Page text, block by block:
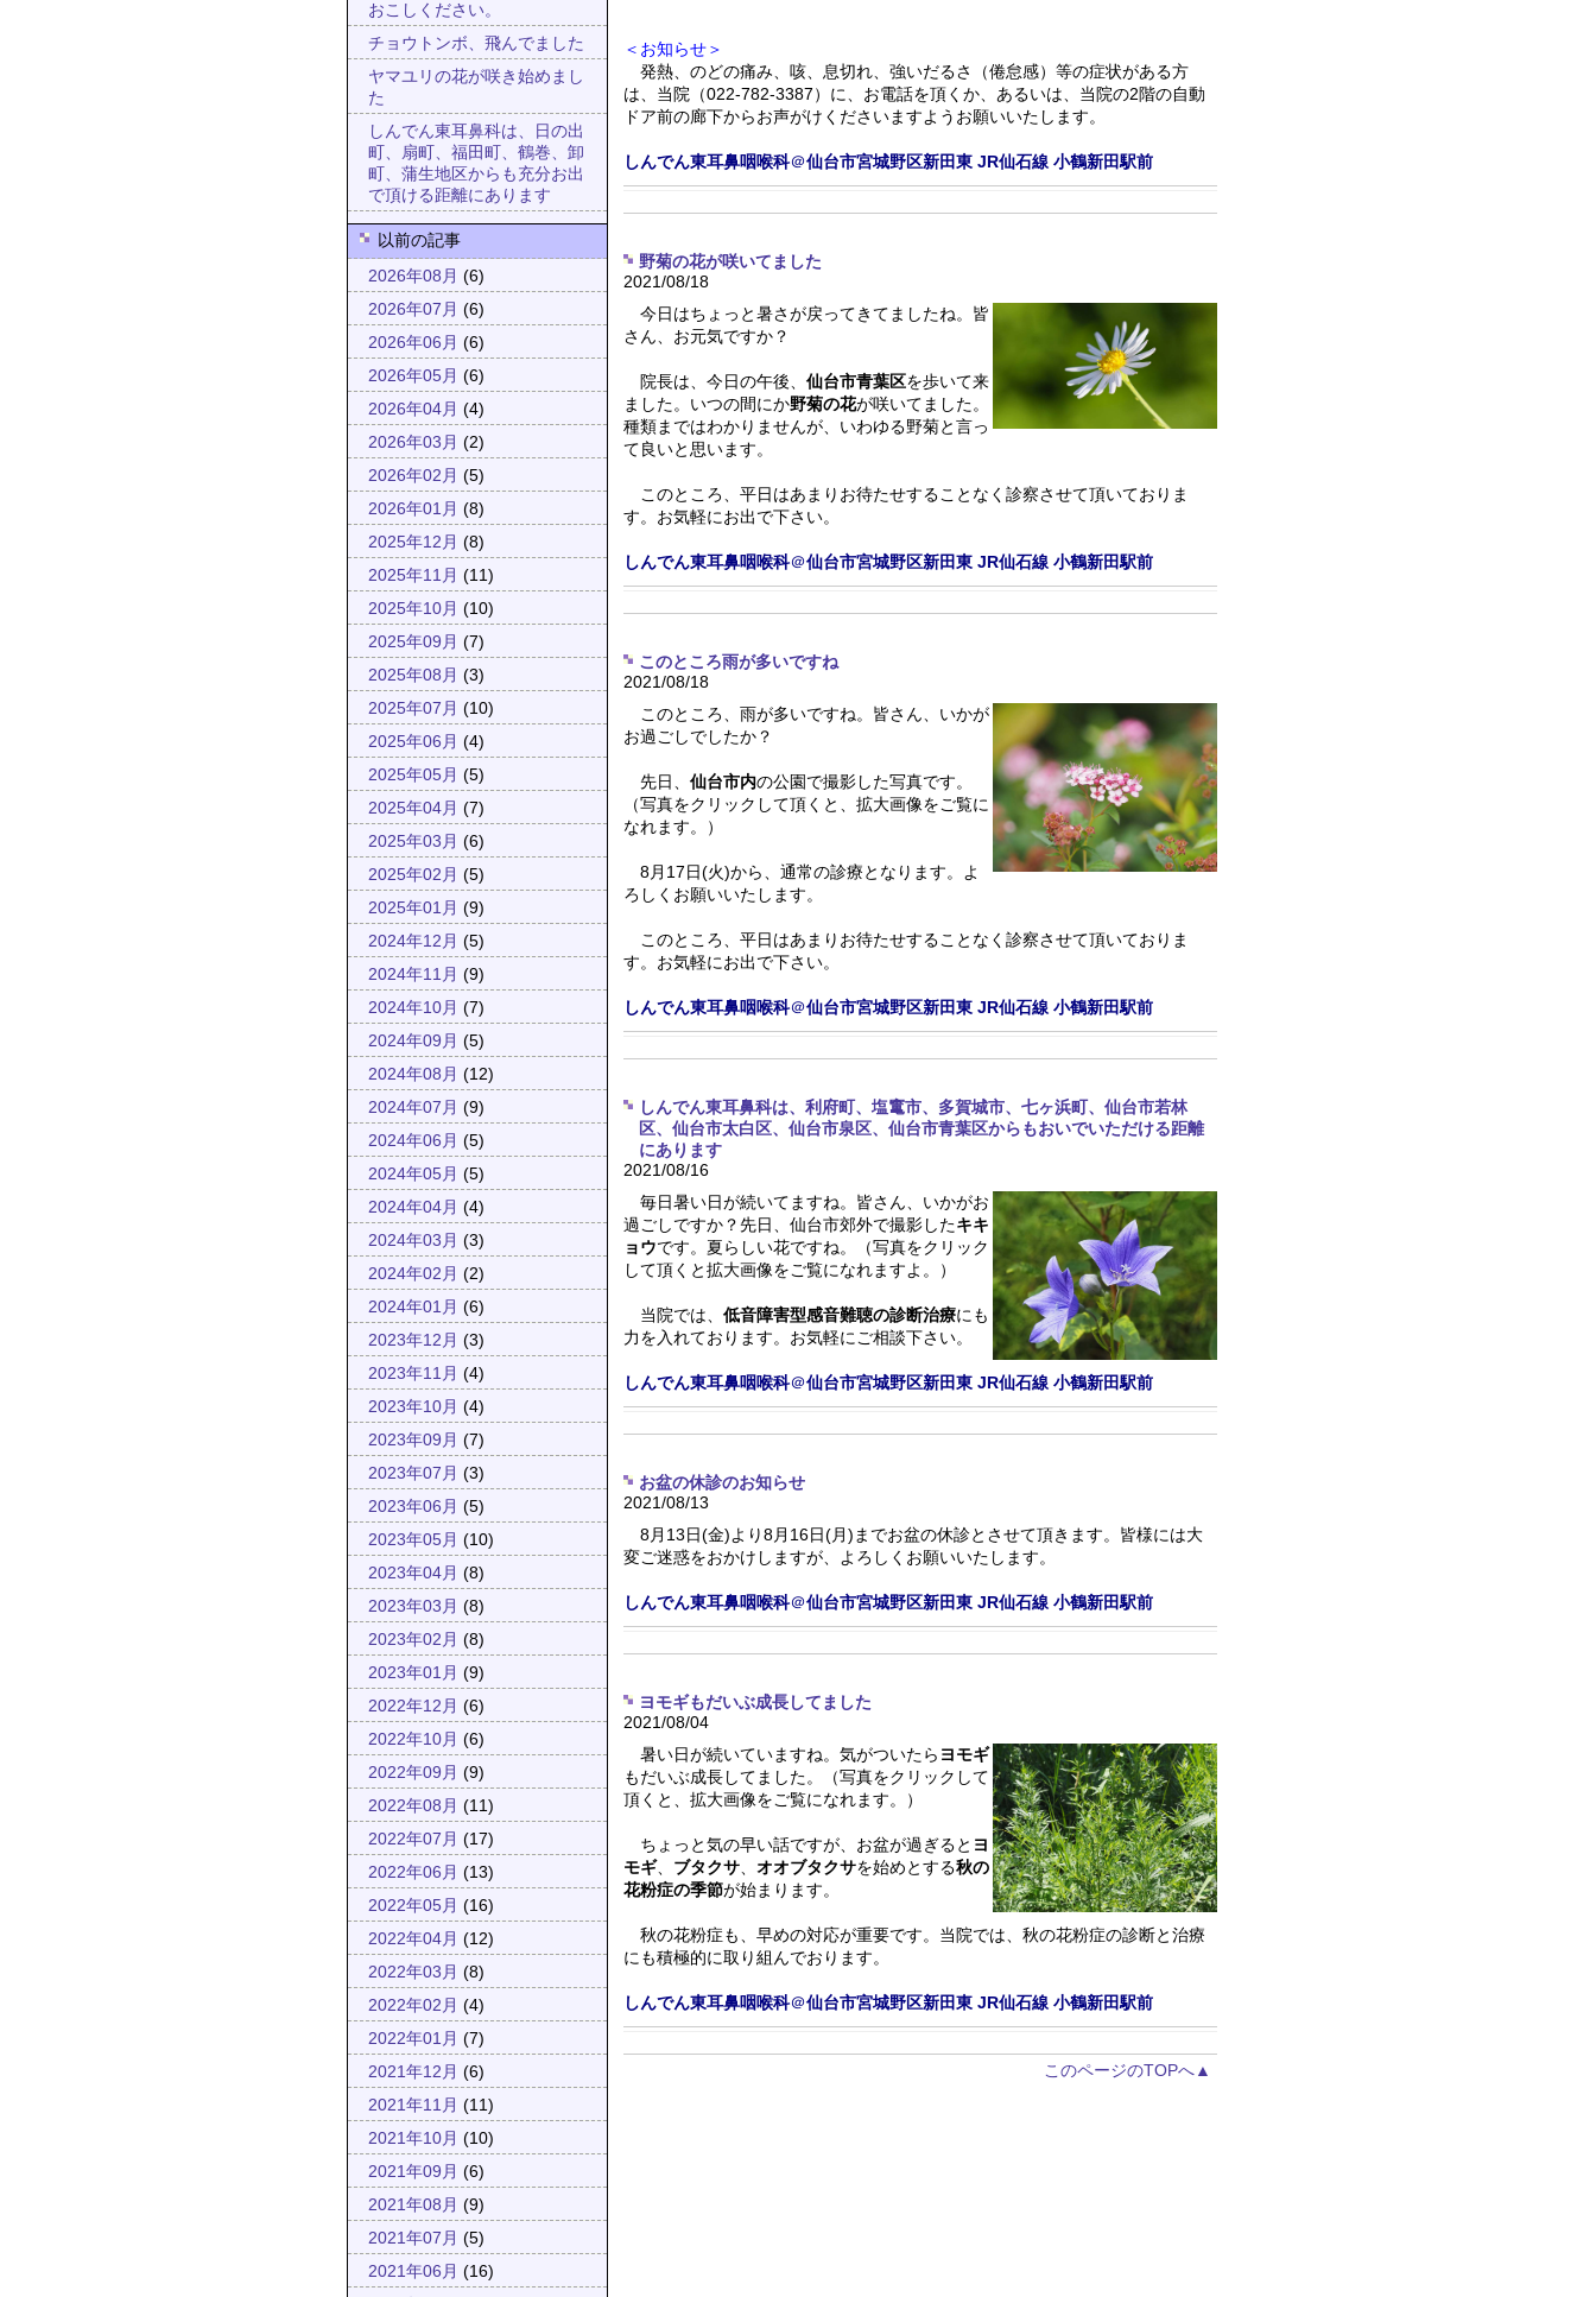
おこしください。
チョウトンボ、飛んでました
ヤマユリの花が咲き始めまし
た
しんでん東耳鼻科は、日の出
町、扇町、福田町、鶴巻、卸
町、蒲生地区からも充分お出
で頂ける距離にあります
以前の記事
2026年08月 (6)
2026年07月 (6)
2026年06月 (6)
2026年05月 (6)
2026年04月 (4)
2026年03月 (2)
2026年02月 (5)
2026年01月 (8)
2025年12月 (8)
2025年11月 (11)
2025年10月 (10)
2025年09月 (7)
2025年08月 (3)
2025年07月 (10)
2025年06月 (4)
2025年05月 (5)
2025年04月 (7)
2025年03月 (6)
2025年02月 (5)
2025年01月 (9)
2024年12月 (5)
2024年11月 (9)
2024年10月 (7)
2024年09月 (5)
2024年08月 (12)
2024年07月 (9)
2024年06月 (5)
2024年05月 (5)
2024年04月 (4)
2024年03月 (3)
2024年02月 (2)
2024年01月 (6)
2023年12月 (3)
2023年11月 (4)
2023年10月 (4)
2023年09月 (7)
2023年07月 (3)
2023年06月 (5)
2023年05月 (10)
2023年04月 (8)
2023年03月 (8)
2023年02月 (8)
2023年01月 (9)
2022年12月 (6)
2022年10月 (6)
2022年09月 (9)
2022年08月 (11)
2022年07月 (17)
2022年06月 (13)
2022年05月 (16)
2022年04月 (12)
2022年03月 (8)
2022年02月 (4)
2022年01月 (7)
2021年12月 (6)
2021年11月 (11)
2021年10月 (10)
2021年09月 (6)
2021年08月 (9)
2021年07月 (5)
2021年06月 (16)
＜お知らせ＞
発熱、のどの痛み、咳、息切れ、強いだるさ（倦怠感）等の症状がある方
は、当院（022-782-3387）に、お電話を頂くか、あるいは、当院の2階の自動
ドア前の廊下からお声がけくださいますようお願いいたします。
しんでん東耳鼻咽喉科＠仙台市宮城野区新田東 JR仙石線 小鶴新田駅前
野菊の花が咲いてました
2021/08/18
今日はちょっと暑さが戻ってきてましたね。皆
さん、お元気ですか？
院長は、今日の午後、 仙台市青葉区を歩いて来
ました。いつの間にか野菊の花が咲いてました。
種類まではわかりませんが、いわゆる野菊と言っ
て良いと思います。
このところ、平日はあまりお待たせすることなく診察させて頂いておりま
す。お気軽にお出で下さい。
しんでん東耳鼻咽喉科＠仙台市宮城野区新田東 JR仙石線 小鶴新田駅前
このところ雨が多いですね
2021/08/18
このところ、雨が多いですね。皆さん、いかが
お過ごしでしたか？
先日、 仙台市内の公園で撮影した写真です。
（写真をクリックして頂くと、拡大画像をご覧に
なれます。）
8月17日(火)から、通常の診療となります。よ
ろしくお願いいたします。
このところ、平日はあまりお待たせすることなく診察させて頂いておりま
す。お気軽にお出で下さい。
しんでん東耳鼻咽喉科＠仙台市宮城野区新田東 JR仙石線 小鶴新田駅前
しんでん東耳鼻科は、利府町、塩竃市、多賀城市、七ヶ浜町、仙台市若林
区、仙台市太白区、仙台市泉区、仙台市青葉区からもおいでいただける距離
にあります
2021/08/16
毎日暑い日が続いてますね。皆さん、いかがお
過ごしですか？先日、仙台市郊外で撮影したキキ
ョウです。夏らしい花ですね。（写真をクリック
して頂くと拡大画像をご覧になれますよ。）
当院では、 低音障害型感音難聴の診断治療にも
力を入れております。お気軽にご相談下さい。
しんでん東耳鼻咽喉科＠仙台市宮城野区新田東 JR仙石線 小鶴新田駅前
お盆の休診のお知らせ
2021/08/13
8月13日(金)より8月16日(月)までお盆の休診とさせて頂きます。皆様には大
変ご迷惑をおかけしますが、よろしくお願いいたします。
しんでん東耳鼻咽喉科＠仙台市宮城野区新田東 JR仙石線 小鶴新田駅前
ヨモギもだいぶ成長してました
2021/08/04
暑い日が続いていますね。気がついたら ヨモギ
もだいぶ成長してました。（写真をクリックして
頂くと、拡大画像をご覧になれます。）
ちょっと気の早い話ですが、お盆が過ぎると ヨ
モギ、 ブタクサ オオブタクサを始めとする秋の
花粉症の季節が始まります。
秋の花粉症も、早めの対応が重要です。当院では、秋の花粉症の診断と治療
にも積極的に取り組んでおります。
しんでん東耳鼻咽喉科＠仙台市宮城野区新田東 JR仙石線 小鶴新田駅前
このページのTOPへ▲